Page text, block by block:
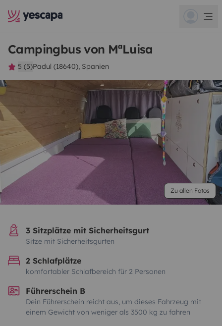
Campingbus von MªLuisa
5 (5)Padul (18640), Spanien
Zu allen Fotos
3 Sitzplätze mit Sicherheitsgurt
Sitze mit Sicherheitsgurten
2 Schlafplätze
komfortabler Schlafbereich für 2 Personen
Führerschein B
Dein Führerschein reicht aus, um dieses Fahrzeug mit
einem Gewicht von weniger als 3500 kg zu fahren